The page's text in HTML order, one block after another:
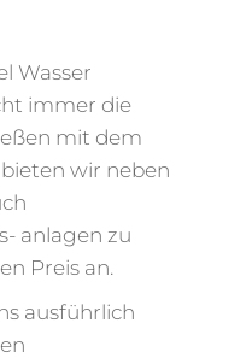
Wasser
immer die
mit dem
wir neben
anlagen zu
Preis an.
ausführlich